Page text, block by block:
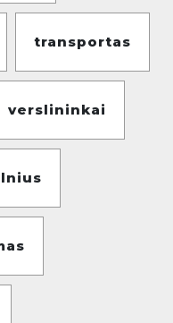
transportas
verslininkai